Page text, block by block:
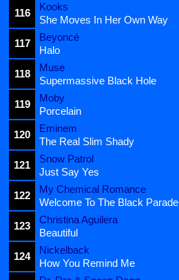
116
Kooks
She Moves In Her Own Way
117
Beyoncé
Halo
118
Muse
Supermassive Black Hole
119
Moby
Porcelain
120
Eminem
The Real Slim Shady
121
Snow Patrol
Just Say Yes
122
My Chemical Romance
Welcome To The Black Parade
123
Christina Aguilera
Beautiful
124
Nickelback
How You Remind Me